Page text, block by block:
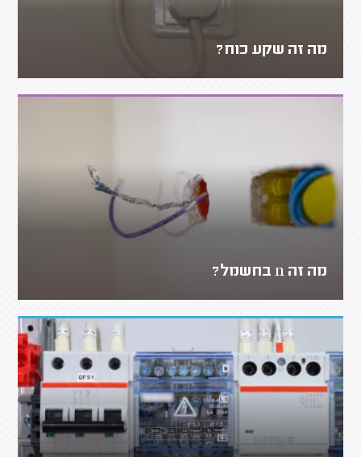
מה זה שקע כוח?
מה זה n בחשמל?